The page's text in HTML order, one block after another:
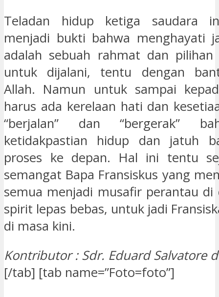
Teladan hidup ketiga saudara
menjadi bukti bahwa menghayati
adalah sebuah rahmat dan pilihan
untuk dijalani, tentu dengan
Allah. Namun untuk sampai
harus ada kerelaan hati dan
“berjalan” dan “bergerak”
ketidakpastian hidup dan jatuh
proses ke depan. Hal ini tentu
semangat Bapa Fransiskus yang
semua menjadi musafir perantau di
spirit lepas bebas, untuk jadi
di masa kini.
Kontributor : Sdr. Eduard Salvatore
[/tab] [tab name=”Foto=foto”]